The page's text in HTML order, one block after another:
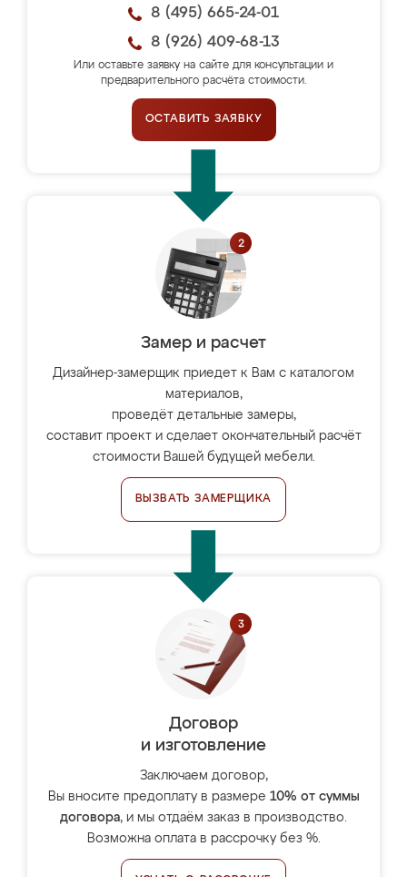
8 (495) 665-24-01
8 (926) 409-68-13
Или оставьте заявку на сайте для консультации и
предварительного расчёта стоимости.
ОСТАВИТЬ ЗАЯВКУ
Замер и расчет
Дизайнер-замерщик приедет к Вам с каталогом
материалов,
проведёт детальные замеры,
составит проект и сделает окончательный расчёт
стоимости Вашей будущей мебели.
ВЫЗВАТЬ ЗАМЕРЩИКА
Договор
и изготовление
Заключаем договор,
Вы вносите предоплату в размере 10% от суммы
договора, и мы отдаём заказ в производство.
Возможна оплата в рассрочку без %.